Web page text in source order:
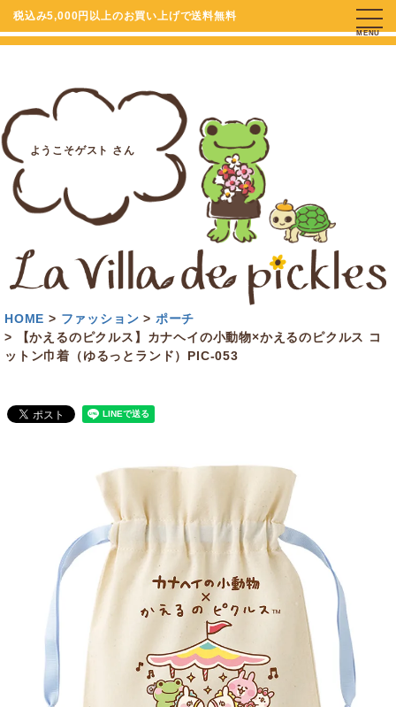
税込み5,000円以上のお買い上げで送料無料
ようこそゲスト さん
MENU
HOME ファッション
ポーチ
【かえるのピクルス】カナヘイの小動物×かえるのピクルス コ
ットン巾着（ゆるっとランド）PIC-053